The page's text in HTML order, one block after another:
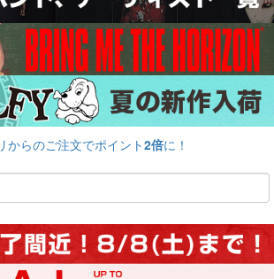
からのご注文でポイント2倍に！